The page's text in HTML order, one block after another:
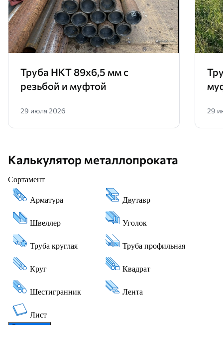
Труба НКТ 89х6,5 мм с
резьбой и муфтой
29 июля 2026 29
Калькулятор металлопроката